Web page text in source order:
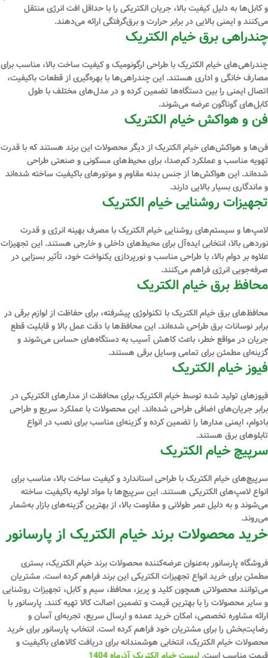
و کابل‌ها به دلیل کیفیت بالا، جریان الکتریکی را با حداقل افت انرژی منتقل
می‌کنند و ایمنی بالایی در برابر حرارت و برق‌گرفتگی ارائه می‌دهند.
چندراهی برق خیام الکتریک
چندراهی‌های خیام الکتریک با طراحی ارگونومیک و کیفیت ساخت بالا، مناسب برای
مصارف خانگی و اداری هستند. این چندراهی‌ها با بهره‌گیری از قطعات باکیفیت،
اتصال ایمنی را بین دستگاه‌ها تضمین کرده و در مدل‌های مختلف با طول
کابل‌های گوناگون عرضه می‌شوند.
فن و هواکش خیام الکتریک
فن‌ها و هواکش‌های خیام الکتریک از دیگر محصولات این برند هستند که با قدرت
تهویه مناسب و عملکرد کم‌صدا، برای محیط‌های مسکونی و صنعتی طراحی
شده‌اند. این هواکش‌ها از جنس بدنه مقاوم و موتورهای باکیفیت ساخته شده‌اند
و ماندگاری بسیار بالایی دارند.
تجهیزات روشنایی خیام الکتریک
لامپ‌ها و سیستم‌های روشنایی خیام الکتریک با مصرف بهینه انرژی و قدرت
نوردهی بالا، انتخابی ایده‌آل برای محیط‌های داخلی و خارجی هستند. این تجهیزات
علاوه بر دوام بالا، با طراحی مناسب و نورپردازی یکنواخت خود، تأثیر بسزایی در
صرفه‌جویی انرژی فراهم می‌کنند.
محافظ برق خیام الکتریک
محافظ‌های برق خیام الکتریک با تکنولوژی پیشرفته، برای حفاظت از لوازم برقی در
برابر نوسانات برق طراحی شده‌اند. این محافظ‌ها با دقت عمل بالا و قابلیت قطع
جریان در مواقع خطر، باعث کاهش آسیب به دستگاه‌های حساس می‌شوند و
گزینه‌ای مطمئن برای تمامی وسایل برقی هستند.
فیوز خیام الکتریک
فیوزهای تولید شده توسط خیام الکتریک برای محافظت از مدارهای الکتریکی در
برابر جریان‌های اضافی طراحی شده‌اند. این محصولات با عملکرد سریع و طراحی
بادوام، ایمنی مدارها را تضمین کرده و گزینه‌ای مناسب برای نصب در انواع
تابلوهای برق هستند.
سرپیچ خیام الکتریک
سرپیچ‌های خیام الکتریک با طراحی استاندارد و کیفیت ساخت بالا، مناسب برای
انواع لامپ‌های الکتریکی هستند. این سرپیچ‌ها با مواد اولیه باکیفیت ساخته
می‌شوند و به دلیل عمر طولانی و مقاومت بالا، از بهترین گزینه‌های بازار به‌شمار
می‌روند.
خرید محصولات برند خیام الکتریک از پارسانور
فروشگاه پارسانور به‌عنوان عرضه‌کننده محصولات برند خیام الکتریک، بستری
مطمئن برای خرید انواع تجهیزات الکتریکی این برند فراهم کرده است. مشتریان
می‌توانند محصولاتی همچون کلید و پریز، محافظ، سیم و کابل، تجهیزات روشنایی
و سایر محصولات را با بهترین قیمت و تضمین اصالت کالا تهیه کنند. پارسانور با
ارائه مشاوره تخصصی، امکان خرید عمده و ارسال سریع، تجربه‌ای آسان و
رضایت‌بخش را برای مشتریان خود فراهم کرده است. انتخاب پارسانور برای خرید
محصولات خیام الکتریک، انتخابی هوشمندانه برای دریافت کالاهای باکیفیت و